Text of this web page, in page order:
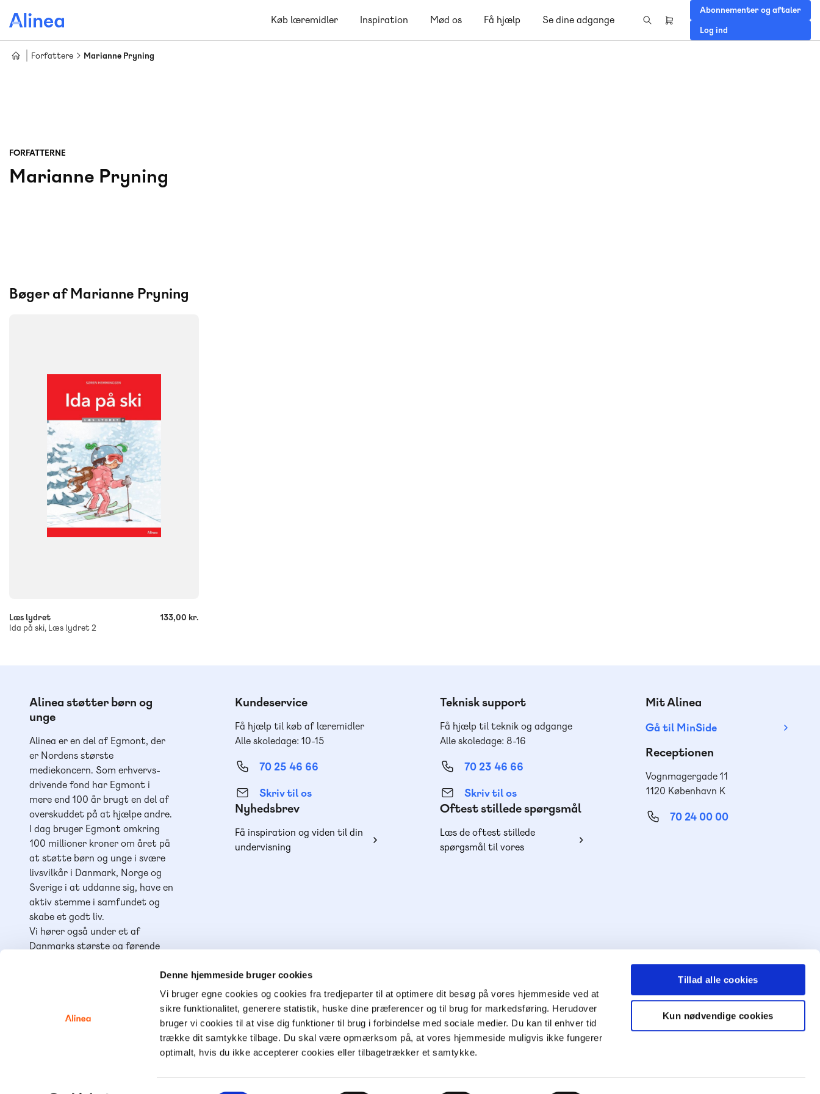
Denne hjemmeside bruger cookies
Vi bruger egne cookies og cookies fra tredjeparter til at optimere dit besøg på vores hjemmeside ved at
sikre funktionalitet, generere statistik, huske dine præferencer og til brug for markedsføring. Herudover
bruger vi cookies til at vise dig funktioner til brug i forbindelse med sociale medier. Du kan til enhver tid
trække dit samtykke tilbage. Du skal være opmærksom på, at vores hjemmeside muligvis ikke fungerer
optimalt, hvis du ikke accepterer cookies eller tilbagetrækker et samtykke.
Tillad alle cookies
Kun nødvendige cookies
hovedindhold
Køb læremidler Inspiration Mød os Få hjælp Se dine adgange
Header
Abonnementer og aftaler
Log ind
Forfattere Marianne Pryning
FORFATTERNE
Marianne Pryning
Bøger af Marianne Pryning
0. klasse 1. klasse 2. klasse 3. klasse
Flergangsbog
9788723573919
Læs lydret
Ida på ski, Læs lydret 2
133,00 kr.
Alinea støtter børn og
unge
Alinea er en del af Egmont, der
er Nordens største
mediekoncern. Som erhvervs-
drivende fond har Egmont i
mere end 100 år brugt en del af
overskuddet på at hjælpe andre.
I dag bruger Egmont omkring
100 millioner kroner om året på
at støtte børn og unge i svære
livsvilkår i Danmark, Norge og
Sverige i at uddanne sig, have en
aktiv stemme i samfundet og
skabe et godt liv.
Vi hører også under et af
Danmarks største og førende
,
Ordblindetræning
Kundeservice
Få hjælp til køb af læremidler
Alle skoledage: 10-15
70 25 46 66
Skriv til os
Nyhedsbrev
Få inspiration og viden til din
undervisning
Teknisk support
Få hjælp til teknik og adgange
Alle skoledage: 8-16
70 23 46 66
Skriv til os
Oftest stillede spørgsmål
Læs de oftest stillede
spørgsmål til vores
Mit Alinea
Gå til MinSide
Receptionen
Vognmagergade 11
1120 København K
70 24 00 00
Mød
© Alinea 2026 Cookie- & privatlivspolitik CVR 76351910